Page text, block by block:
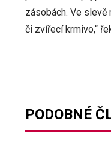
zásobách. Ve
či zvířecí krmivo,“
PODOBNÉ